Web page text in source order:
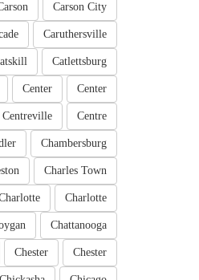
Carson City
Caruthersville
Catlettsburg
Center
Center
Centre
Centreville
Chambersburg
Charles Town
Charlotte
Chattanooga
Chester
Chester